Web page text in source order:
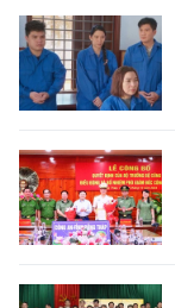
XÃ HỘI
PHÁP LUẬT
DU LỊCH
THẾ GIỚI